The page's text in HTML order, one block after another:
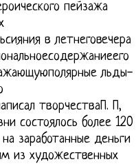
пейзажа
в летнеговечера
льды-
творчестваП. П,
состоялось более 120
заработанные деньги
из художественных